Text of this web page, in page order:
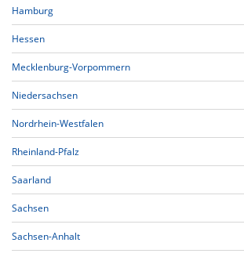
Hamburg
Hessen
Mecklenburg-Vorpommern
Niedersachsen
Nordrhein-Westfalen
Rheinland-Pfalz
Saarland
Sachsen
Sachsen-Anhalt